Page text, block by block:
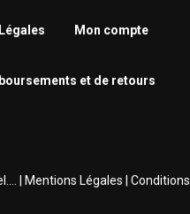
Mon compte
et de retours
| Mentions Légales
Conditions